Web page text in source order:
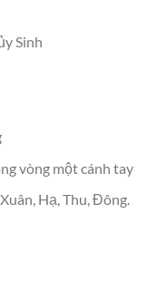
Sinh
vòng một cánh tay
Hạ, Thu, Đông.